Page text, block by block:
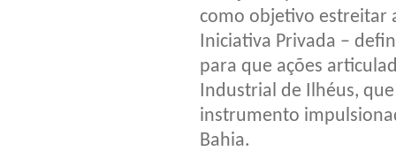
como objetivo estreitar
Iniciativa Privada –
para que ações
Industrial de Ilhéus,
instrumento
Bahia.